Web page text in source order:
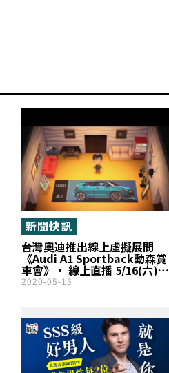
台灣奧迪推出線上虛擬展間
《Audi A1 Sportback動森賞
車會》‧ 線上直播 5/16(六)晚
上8:15開始！
新聞快訊
2020-05-15